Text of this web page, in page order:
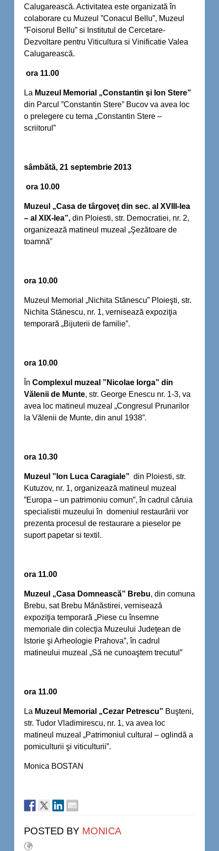
Calugarească. Activitatea este organizată în
colaborare cu Muzeul ”Conacul Bellu”, Muzeul
”Foisorul Bellu” si Institutul de Cercetare-
Dezvoltare pentru Viticultura si Vinificatie Valea
Calugarească.
ora 11.00
La Muzeul Memorial „Constantin şi Ion Stere”
din Parcul ”Constantin Stere” Bucov va avea loc
o prelegere cu tema „Constantin Stere –
scriitorul”
sâmbătă, 21 septembrie 2013
ora 10.00
Muzeul „Casa de târgoveţ din sec. al XVIII-lea
– al XIX-lea”, din Ploiesti, str. Democratiei, nr. 2,
organizează matineul muzeal „Şezătoare de
toamnă”
ora 10.00
Muzeul Memorial „Nichita Stănescu” Ploieşti, str.
Nichita Stănescu, nr. 1, vernisează expoziţia
temporară „Bijuterii de familie”.
ora 10.00
În Complexul muzeal ”Nicolae Iorga” din
Vălenii de Munte, str. George Enescu nr. 1-3, va
avea loc matineul muzeal „Congresul Prunarilor
la Vălenii de Munte, din anul 1938”.
ora 10.30
Muzeul ”Ion Luca Caragiale” din Ploiesti, str.
Kutuzov, nr. 1, organizează matineul muzeal
”Europa – un patrimoniu comun”, în cadrul căruia
specialistii muzeului în domeniul restaurării vor
prezenta procesul de restaurare a pieselor pe
suport papetar si textil.
ora 11.00
Muzeul „Casa Domnească” Brebu, din comuna
Brebu, sat Brebu Mănăstirei, vernisează
expoziţia temporară „Piese cu însemne
memoriale din colecţia Muzeului Judeţean de
Istorie şi Arheologie Prahova”, în cadrul
matineului muzeal „Să ne cunoaştem trecutul”
ora 11.00
La Muzeul Memorial „Cezar Petrescu” Buşteni,
str. Tudor Vladimirescu, nr. 1, va avea loc
matineul muzeal „Patrimoniul cultural – oglindă a
pomiculturii şi viticulturii”.
Monica BOSTAN
POSTED BY MONICA